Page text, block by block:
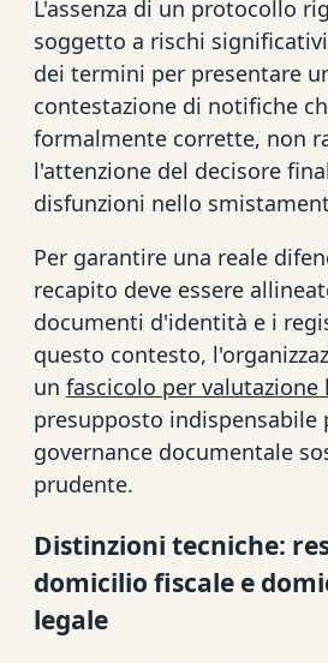
L'assenza di un protocollo
soggetto a rischi
dei termini per presentare
contestazione di notifiche
formalmente corrette, non
l'attenzione del decisore
disfunzioni nello
Per garantire una reale
recapito deve essere
documenti d'identità e i
questo contesto,
un fascicolo per valutazione
presupposto indispensabile
governance documentale
prudente.
Distinzioni tecniche:
domicilio fiscale e
legale